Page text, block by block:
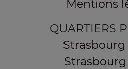
Mentions
QUARTIERS